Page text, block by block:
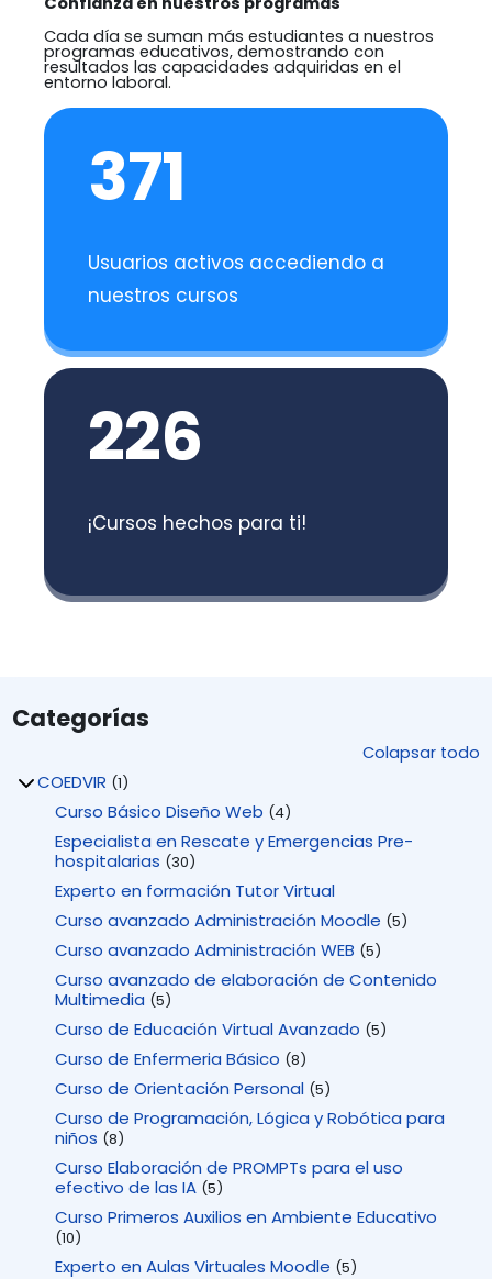
Cada día se suman más estudiantes a nuestros
programas educativos, demostrando con
resultados las capacidades adquiridas en el
entorno laboral.
371
Usuarios activos accediendo a
nuestros cursos
226
¡Cursos hechos para ti!
Categorías
Colapsar todo
COEDVIR (1)
Curso Básico Diseño Web (4)
Especialista en Rescate y Emergencias Pre-
hospitalarias (30)
Experto en formación Tutor Virtual
Curso avanzado Administración Moodle (5)
Curso avanzado Administración WEB (5)
Curso avanzado de elaboración de Contenido
Multimedia (5)
Curso de Educación Virtual Avanzado (5)
Curso de Enfermeria Básico (8)
Curso de Orientación Personal (5)
Curso de Programación, Lógica y Robótica para
niños (8)
Curso Elaboración de PROMPTs para el uso
efectivo de las IA (5)
Curso Primeros Auxilios en Ambiente Educativo
(10)
Experto en Aulas Virtuales Moodle (5)